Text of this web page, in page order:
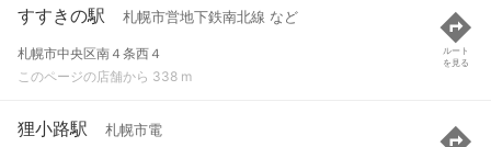
すすきの駅 札幌市営地下鉄南北線 など
札幌市中央区南４条西４
このページの店舗から 338 m
ルート
を見る
狸小路駅 札幌市電